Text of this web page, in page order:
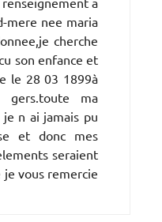
mere nee maria
cherche
son enfance et
le 28 03 1899à
gers.toute ma
n ai jamais pu
et donc mes
seraient
je vous remercie